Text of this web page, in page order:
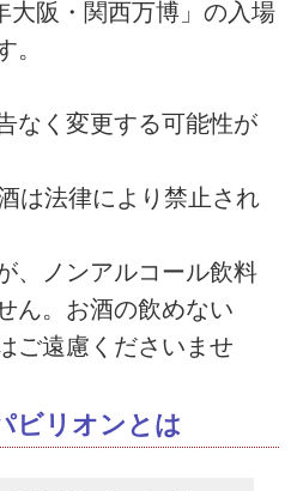
大阪・関西万博」の入場
。
なく変更する可能性が
は法律により禁止され
、ノンアルコール飲料
ん。お酒の飲めない
ご遠慮くださいませ
ビリオンとは